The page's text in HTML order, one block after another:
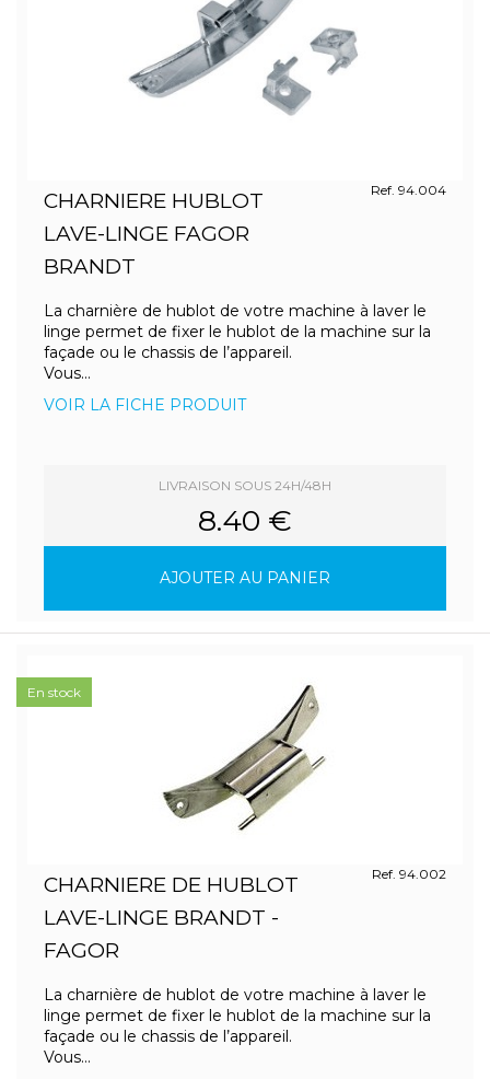
CHARNIERE HUBLOT
LAVE-LINGE FAGOR
BRANDT
Ref. 94.004
La charnière de hublot de votre machine à laver le
linge permet de fixer le hublot de la machine sur la
façade ou le chassis de l’appareil.
Vous...
VOIR LA FICHE PRODUIT
LIVRAISON SOUS 24H/48H
8.40 €
AJOUTER AU PANIER
CHARNIERE DE HUBLOT
LAVE-LINGE BRANDT -
FAGOR
Ref. 94.002
La charnière de hublot de votre machine à laver le
linge permet de fixer le hublot de la machine sur la
façade ou le chassis de l’appareil.
Vous...
En stock